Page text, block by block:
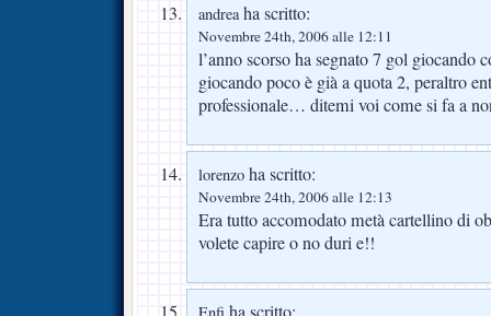
andreaha scritto:
Novembre 24th, 2006 alle 12:11
l’anno scorso ha segnato 7 gol giocando
giocando poco è già a quota 2, peraltro
professionale… ditemi voi come si fa a
lorenzo ha scritto:
Novembre 24th, 2006 alle 12:13
Era tutto accomodato metà cartellino di
volete capire o no duri e!!